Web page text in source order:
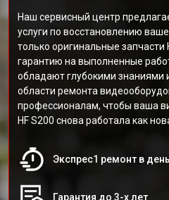
Наш сервисный центр
услуги по восстановлению
только оригинальные
гарантию на выполненные
обладают глубокими знаниями
области ремонта
профессионалам, чтобы ваша
HF S200 снова работала как
Экспрес1 ремонт в
Гарантия до 3-х лет